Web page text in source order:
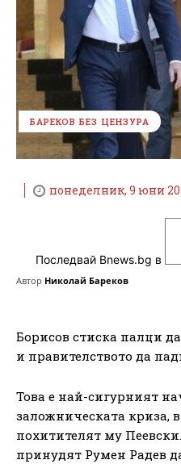
БАРЕКОВ БЕЗ ЦЕНЗУРА
понеделник, 9 юни
Последвай Bnews.bg в
Автор Николай Бареков
Борисов стиска палци
и правителството да
Това е най-сигурният
заложническата криза,
похитителят му
принудят Румен Радев